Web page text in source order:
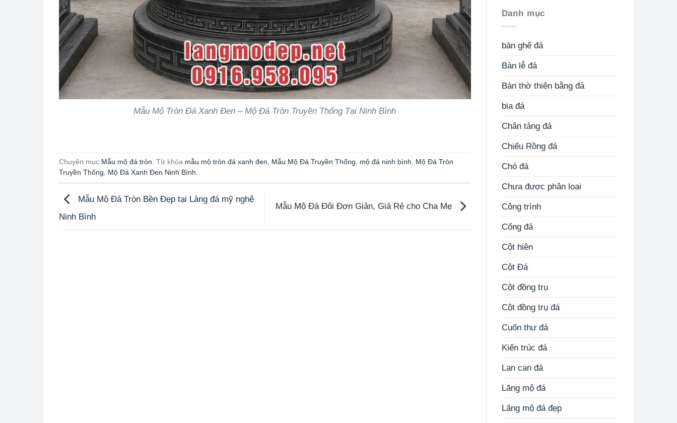
Mẫu Mộ Tròn Đá Xanh Đen – Mộ Đá Tròn Truyền Thống Tại Ninh Bình
Chuyên mục Mẫu mộ đá tròn. Từ khóa mẫu mộ tròn đá xanh đen, Mẫu Mộ Đá Truyền Thống, mộ đá ninh bình, Mộ Đá Tròn
Truyền Thống, Mộ Đá Xanh Đen Ninh Bình.
Mẫu Mộ Đá Tròn Bền Đẹp tại Làng đá mỹ nghệ
Ninh Bình
Mẫu Mộ Đá Đôi Đơn Giản, Giá Rẻ cho Cha Mẹ
Danh mục
bàn ghế đá
Bàn lễ đá
Bàn thờ thiên bằng đá
bia đá
Chân tảng đá
Chiếu Rồng đá
Chó đá
Chưa được phân loại
Công trình
Cổng đá
Cột hiên
Cột Đá
Cột đồng trụ
Cột đồng trụ đá
Cuốn thư đá
Kiến trúc đá
Lan can đá
Lăng mộ đá
Lăng mộ đá đẹp